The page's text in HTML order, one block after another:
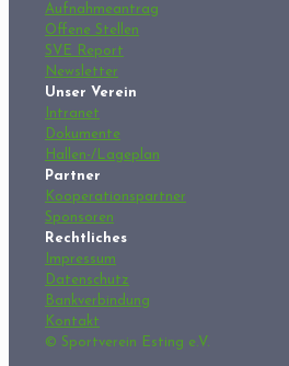
Aufnahmeantrag
Offene Stellen
SVE Report
Newsletter
Unser Verein
Intranet
Dokumente
Hallen-/Lageplan
Partner
Kooperationspartner
Sponsoren
Rechtliches
Impressum
Datenschutz
Bankverbindung
Kontakt
© Sportverein Esting e.V.